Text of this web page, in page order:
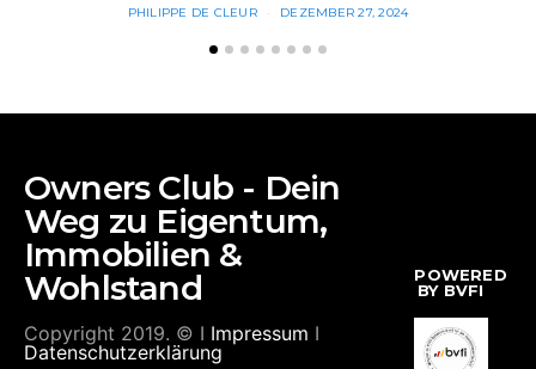
PHILIPPE DE CLEUR DEZEMBER 27, 2024
Owners Club - Dein
Weg zu Eigentum,
Immobilien &
Wohlstand
Copyright 2019. © I Impressum I
Datenschutzerklärung
POWERED
BY BVFI